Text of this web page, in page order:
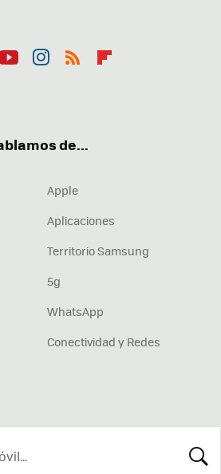
de...
Apple
Aplicaciones
Territorio Samsung
5g
WhatsApp
Conectividad y Redes